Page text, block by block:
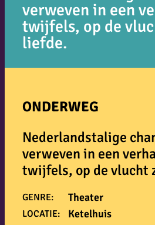
verweven in een
twijfels, op de
liefde.
ONDERWEG
Nederlandstalige
verweven in een
twijfels, op de vlucht
GENRE: Theater
LOCATIE: Ketelhuis